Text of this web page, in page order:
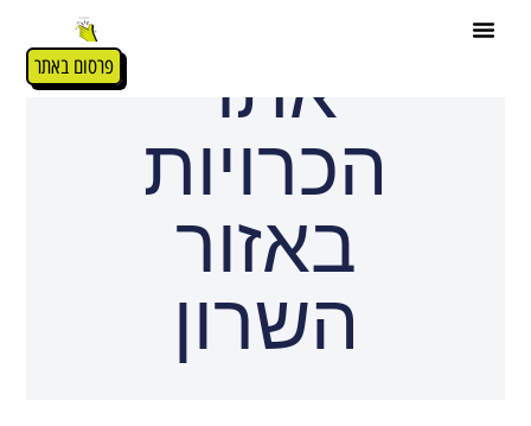
פרסום באתר אתר
הכרויות
באזור
השרון